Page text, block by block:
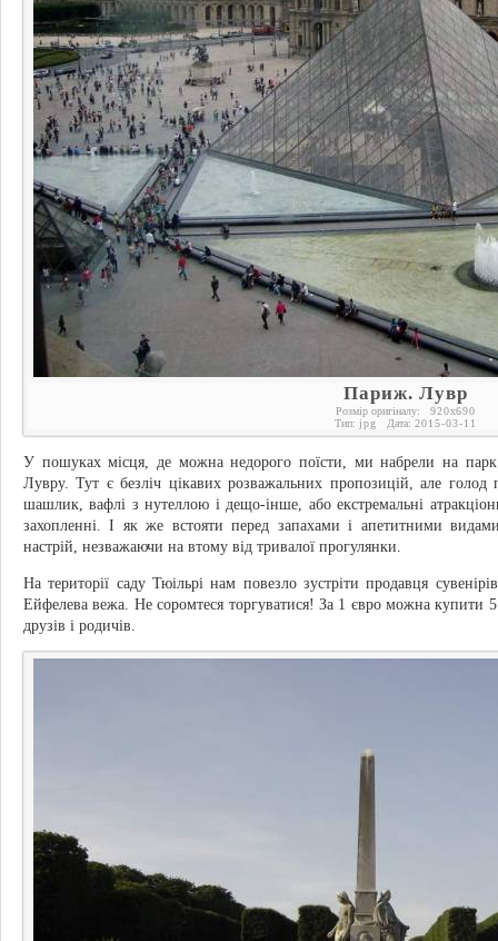
Париж. Лувр
Розмір оригіналу: 920x690
Тип: jpg Дата: 2015-03-11
У пошуках місця, де можна недорого поїсти, ми набрели на парк
Лувру. Тут є безліч цікавих розважальних пропозицій, але голод
шашлик, вафлі з нутеллою і дещо-інше, або екстремальні
захопленні. І як же встояти перед запахами і апетитними
настрій, незважаючи на втому від тривалої прогулянки.
На території саду Тюільрі нам повезло зустріти продавця
Ейфелева вежа. Не соромтеся торгуватися! За 1 євро можна купити
друзів і родичів.